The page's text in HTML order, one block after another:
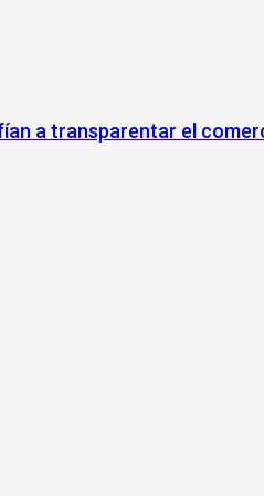
a transparentar el